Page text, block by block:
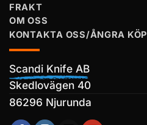
FRAKT
OM OSS
KONTAKTA OSS/ÅNGRA KÖP
Scandi Knife AB
Skedlovägen 40
86296 Njurunda